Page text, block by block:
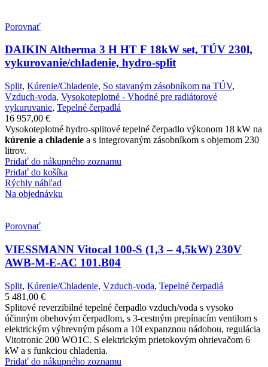
Porovnať
DAIKIN Altherma 3 H HT F 18kW set, TÚV 230l,
vykurovanie/chladenie, hydro-split
Split, Kúrenie/Chladenie, So stavaným zásobníkom na TÚV,
Vzduch-voda, Vysokoteplotné - Vhodné pre radiátorové
vykuruvanie, Tepelné čerpadlá
16 957,00 €
Vysokoteplotné hydro-splitové tepelné čerpadlo výkonom 18 kW na
kúrenie a chladenie a s integrovaným zásobníkom s objemom 230
litrov.
Pridať do nákupného zoznamu
Pridať do košíka
Rýchly náhľad
Na objednávku
Porovnať
VIESSMANN Vitocal 100-S (1,3 – 4,5kW) 230V
AWB-M-E-AC 101.B04
Split, Kúrenie/Chladenie, Vzduch-voda, Tepelné čerpadlá
5 481,00 €
Splitové reverzibilné tepelné čerpadlo vzduch/voda s vysoko
účinným obehovým čerpadlom, s 3-cestným prepínacím ventilom s
elektrickým výhrevným pásom a 10l expanznou nádobou, regulácia
Vitotronic 200 WO1C. S elektrickým prietokovým ohrievačom 6
kW a s funkciou chladenia.
Pridať do nákupného zoznamu